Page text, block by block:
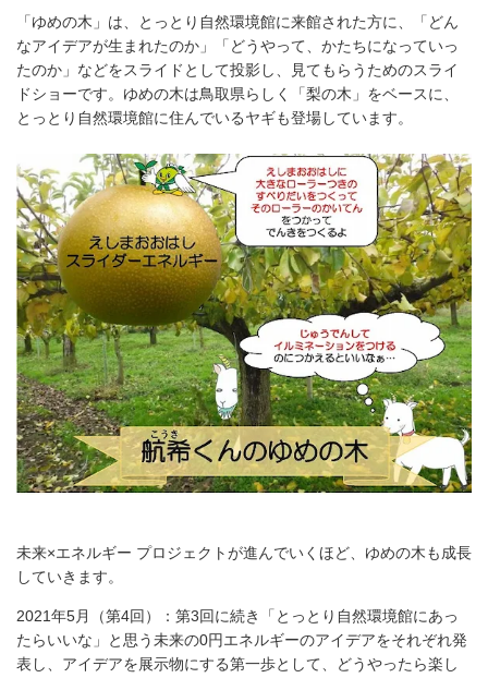
「ゆめの木」は、とっとり自然環境館に来館された方に、「どん
なアイデアが生まれたのか」「どうやって、かたちになっていっ
たのか」などをスライドとして投影し、見てもらうためのスライ
ドショーです。ゆめの木は鳥取県らしく「梨の木」をベースに、
とっとり自然環境館に住んでいるヤギも登場しています。
未来×エネルギー プロジェクトが進んでいくほど、ゆめの木も成長
していきます。
2021年5月（第4回）：第3回に続き「とっとり自然環境館にあっ
たらいいな」と思う未来の0円エネルギーのアイデアをそれぞれ発
表し、アイデアを展示物にする第一歩として、どうやったら楽し